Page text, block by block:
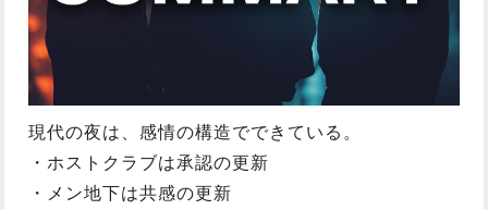
現代の夜は、感情の構造でできている。
・ホストクラブは承認の更新
・メン地下は共感の更新